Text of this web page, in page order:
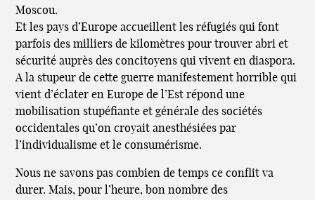
Moscou.
Et les pays d’Europe accueillent les réfugiés qui font
parfois des milliers de kilomètres pour trouver abri et
sécurité auprès des concitoyens qui vivent en diaspora.
A la stupeur de cette guerre manifestement horrible qui
vient d’éclater en Europe de l’Est répond une
mobilisation stupéfiante et générale des sociétés
occidentales qu’on croyait anesthésiées par
l’individualisme et le consumérisme.
Nous ne savons pas combien de temps ce conflit va
durer. Mais, pour l’heure, bon nombre des